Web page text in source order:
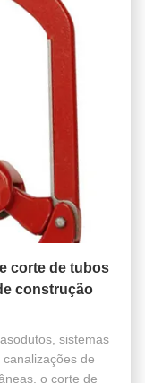
corte de tubos
construção
sistemas
de
o corte de